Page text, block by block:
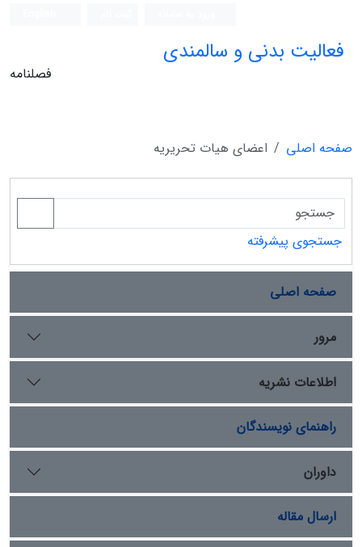
فعالیت بدنی و سالمندی
فصلنامه
صفحه اصلی اعضای هیات تحریریه
جستجوی پیشرفته
صفحه اصلی
مرور
اطلاعات نشریه
راهنمای نویسندگان
داوران
ارسال مقاله